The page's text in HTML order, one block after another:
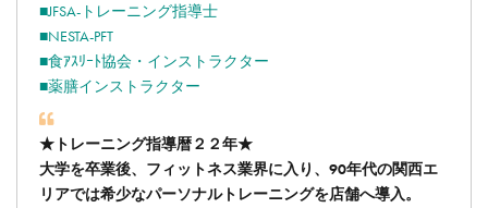
■JFSA-トレーニング指導士
■NESTA-PFT
■食ｱｽﾘｰﾄ協会・インストラクター
■薬膳インストラクター
★トレーニング指導暦２２年★
大学を卒業後、フィットネス業界に入り、90年代の関西エ
リアでは希少なパーソナルトレーニングを店舗へ導入。